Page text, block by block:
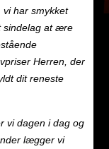
vi har smykket
sindelag at ære
Herren, der
dit reneste
vi dagen i dag og
lægger vi